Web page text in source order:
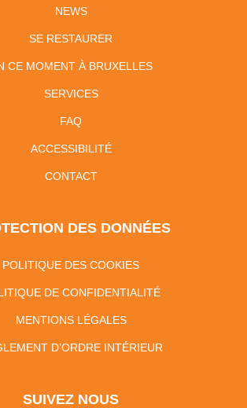
NEWS
SE RESTAURER
CE MOMENT À BRUXELLES
SERVICES
FAQ
ACCESSIBILITÉ
CONTACT
DES DONNÉES
POLITIQUE DES COOKIES
DE CONFIDENTIALITÉ
MENTIONS LÉGALES
D’ORDRE INTÉRIEUR
SUIVEZ NOUS